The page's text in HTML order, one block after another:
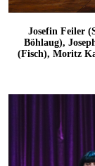
Josefin Feiler
Böhlaug),
(Fisch), Moritz